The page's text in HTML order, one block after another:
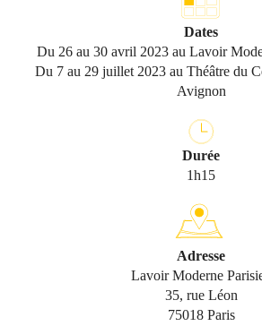
Dates
Du 26 au 30 avril 2023 au Lavoir
Du 7 au 29 juillet 2023 au Théâtre du
Avignon
Durée
1h15
Adresse
Lavoir Moderne
35, rue Léon
75018 Paris